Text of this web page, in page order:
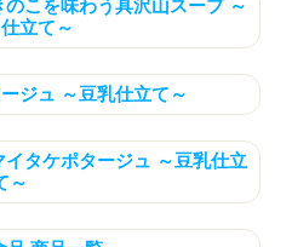
のこを味わう具沢山スープ ～
立て～
ジュ ～豆乳仕立て～
イタケポタージュ ～豆乳仕立
～